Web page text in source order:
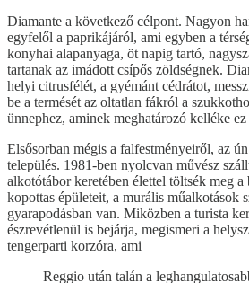
Diamante a következő célpont. Nagyon
egyfelől a paprikájáról, ami egyben a
konyhai alapanyaga, öt napig tartó,
tartanak az imádott csípős zöldségnek.
helyi citrusfélét, a gyémánt cédrátot,
be a termését az oltatlan fákról a
ünnephez, aminek meghatározó kelléke ez
Elsősorban mégis a falfestményeiről, az
település. 1981-ben nyolcvan művész
alkotótábor keretében élettel töltsék meg a
kopottas épületeit, a murális műalkotások
gyarapodásban van. Miközben a turista
észrevétlenül is bejárja, megismeri a
tengerparti korzóra, ami
Reggio után talán a